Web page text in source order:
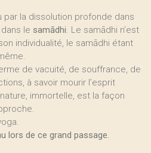
la dissolution profonde dans
le samādhi. Le samādhi n’est
individualité, le samādhi étant
de vacuité, de souffrance, de
à savoir mourir l’esprit
immortelle, est la façon
lors de ce grand passage.